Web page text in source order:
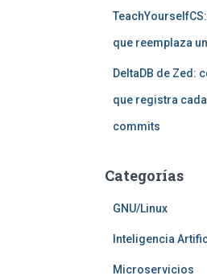
que reemplaza
DeltaDB de Zed:
que registra
commits
Categorías
GNU/Linux
Inteligencia
Microservicios